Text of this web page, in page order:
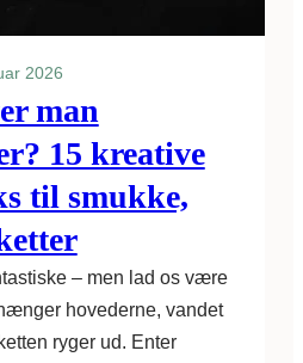
2026
man
15 kreative
til smukke,
– men lad os være
hovederne, vandet
ryger ud. Enter